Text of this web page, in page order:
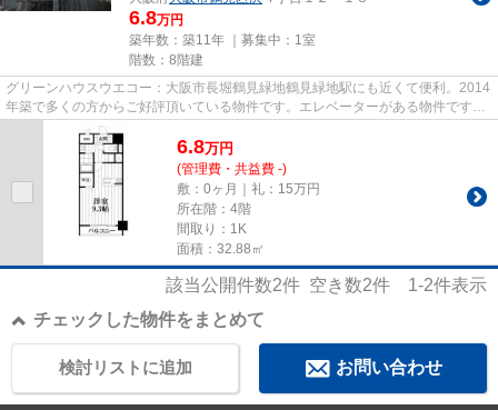
6.8万円
築年数：築11年 ｜募集中： 1室
階数：8階建
グリーンハウスウエコー：大阪市長堀鶴見緑地鶴見緑地駅にも近くて便利。2014
年築で多くの方からご好評頂いている物件です。エレベーターがある物件です。
築7年の物件です。できるだけ...
6.8万円
(管理費・共益費 -)
敷：0ヶ月｜礼：15万円
所在階：4階
間取り：1K
面積：32.88㎡
該当公開件数2件 空き数2件 1-2件表示
チェックした物件をまとめて
お問い合わせ
検討リストに追加